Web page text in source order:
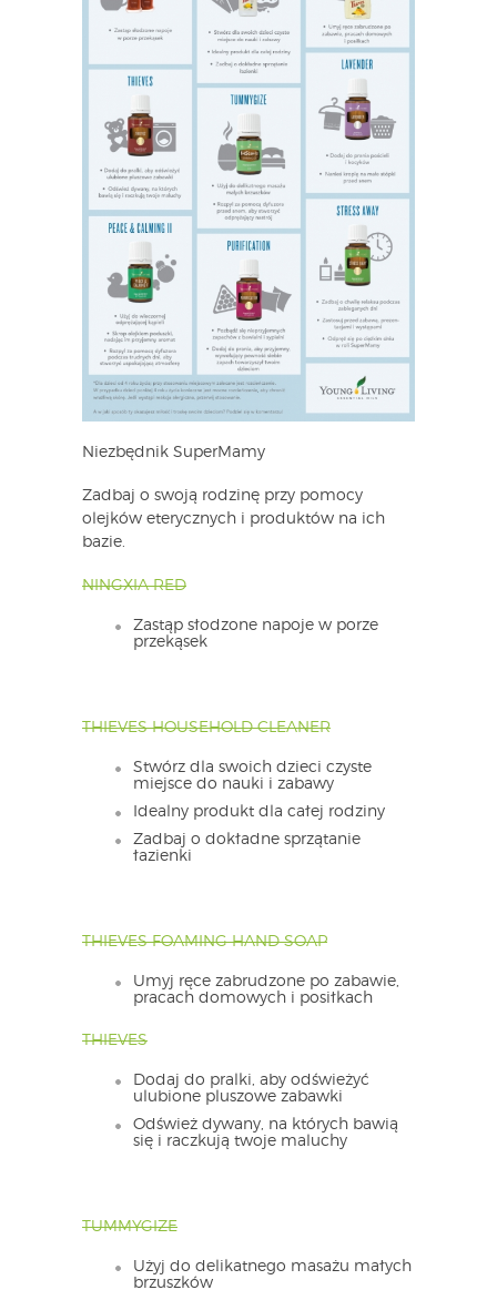
Niezbędnik SuperMamy
Zadbaj o swoją rodzinę przy pomocy
olejków eterycznych i produktów na ich
bazie.
NINGXIA RED
Zastąp słodzone napoje w porze
przekąsek
THIEVES HOUSEHOLD CLEANER
Stwórz dla swoich dzieci czyste
miejsce do nauki i zabawy
Idealny produkt dla całej rodziny
Zadbaj o dokładne sprzątanie
łazienki
THIEVES FOAMING HAND SOAP
Umyj ręce zabrudzone po zabawie,
pracach domowych i posiłkach
THIEVES
Dodaj do pralki, aby odświeżyć
ulubione pluszowe zabawki
Odśwież dywany, na których bawią
się i raczkują twoje maluchy
TUMMYGIZE
Użyj do delikatnego masażu małych
brzuszków